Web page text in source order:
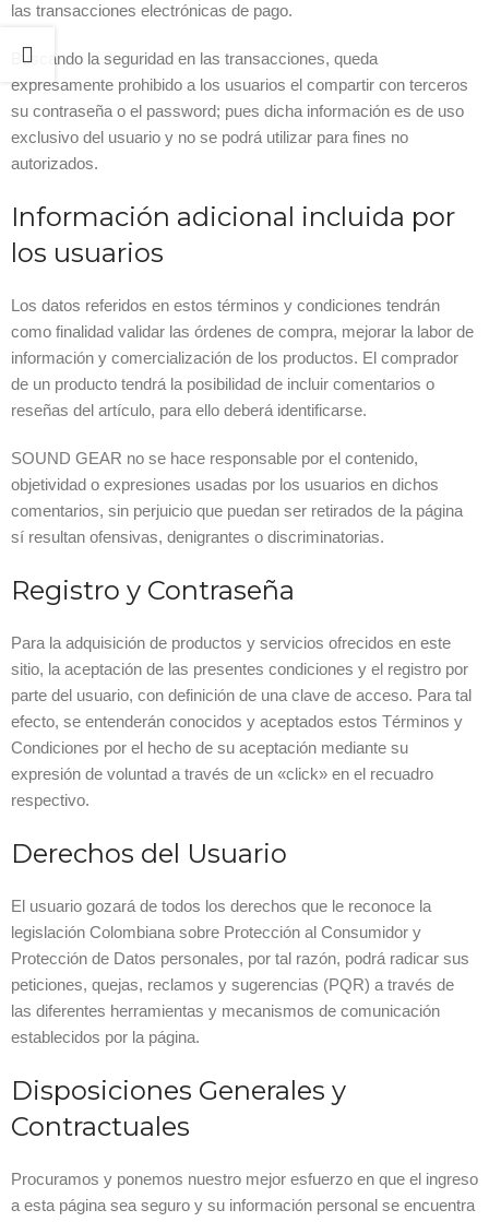
las transacciones electrónicas de pago.
Buscando la seguridad en las transacciones, queda
expresamente prohibido a los usuarios el compartir con terceros
su contraseña o el password; pues dicha información es de uso
exclusivo del usuario y no se podrá utilizar para fines no
autorizados.
Información adicional incluida por
los usuarios
Los datos referidos en estos términos y condiciones tendrán
como finalidad validar las órdenes de compra, mejorar la labor de
información y comercialización de los productos. El comprador
de un producto tendrá la posibilidad de incluir comentarios o
reseñas del artículo, para ello deberá identificarse.
SOUND GEAR no se hace responsable por el contenido,
objetividad o expresiones usadas por los usuarios en dichos
comentarios, sin perjuicio que puedan ser retirados de la página
sí resultan ofensivas, denigrantes o discriminatorias.
Registro y Contraseña
Para la adquisición de productos y servicios ofrecidos en este
sitio, la aceptación de las presentes condiciones y el registro por
parte del usuario, con definición de una clave de acceso. Para tal
efecto, se entenderán conocidos y aceptados estos Términos y
Condiciones por el hecho de su aceptación mediante su
expresión de voluntad a través de un «click» en el recuadro
respectivo.
Derechos del Usuario
El usuario gozará de todos los derechos que le reconoce la
legislación Colombiana sobre Protección al Consumidor y
Protección de Datos personales, por tal razón, podrá radicar sus
peticiones, quejas, reclamos y sugerencias (PQR) a través de
las diferentes herramientas y mecanismos de comunicación
establecidos por la página.
Disposiciones Generales y
Contractuales
Procuramos y ponemos nuestro mejor esfuerzo en que el ingreso
a esta página sea seguro y su información personal se encuentra